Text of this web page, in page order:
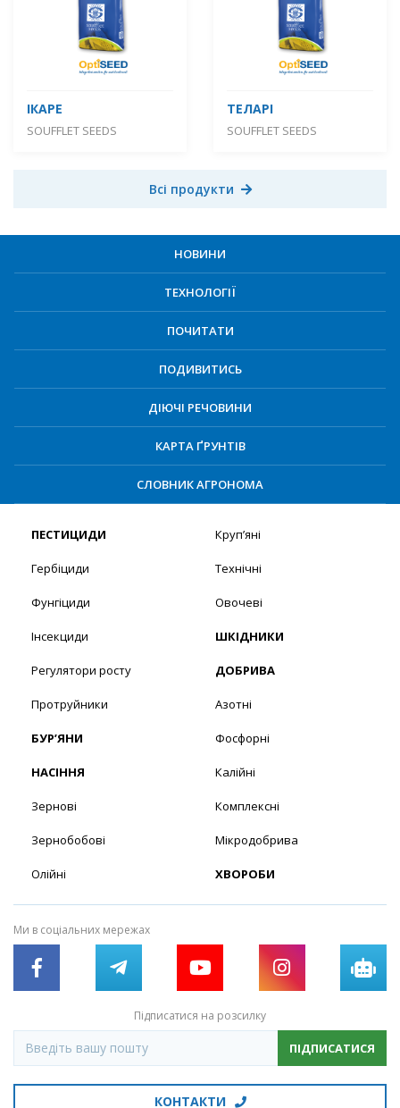
ІКАРЕ
SOUFFLET SEEDS
ТЕЛАРІ
SOUFFLET SEEDS
Всі продукти
НОВИНИ
ТЕХНОЛОГІЇ
ПОЧИТАТИ
ПОДИВИТИСЬ
ДІЮЧІ РЕЧОВИНИ
КАРТА ҐРУНТІВ
СЛОВНИК АГРОНОМА
ПЕСТИЦИДИ
Гербіциди
Фунгіциди
Інсекциди
Регулятори росту
Протруйники
БУР’ЯНИ
НАСІННЯ
Зернові
Зернобобові
Олійні
Круп’яні
Технічні
Овочеві
ШКІДНИКИ
ДОБРИВА
Азотні
Фосфорні
Калійні
Комплексні
Мікродобрива
ХВОРОБИ
Ми в соціальних мережах
Підписатися на розсилку
ПІДПИСАТИСЯ
КОНТАКТИ